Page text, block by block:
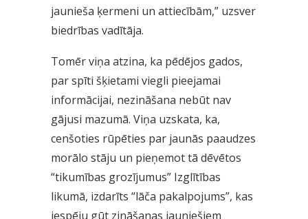
jaunieša ķermeni un attiecībām,” uzsver
biedrības vadītāja.
Tomēr viņa atzina, ka pēdējos gados,
par spīti šķietami viegli pieejamai
informācijai, nezināšana nebūt nav
gājusi mazumā. Viņa uzskata, ka,
cenšoties rūpēties par jaunās paaudzes
morālo stāju un pieņemot tā dēvētos
“tikumības grozījumus” Izglītības
likumā, izdarīts “lāča pakalpojums”, kas
iespēju gūt zināšanas jauniešiem